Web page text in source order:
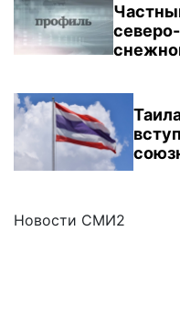
Новости СМИ2